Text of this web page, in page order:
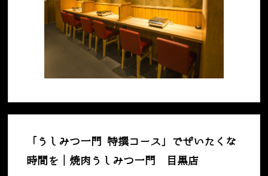
「うしみつ一門 特撰コース」でぜいたくな
時間を｜焼肉うしみつ一門 目黒店